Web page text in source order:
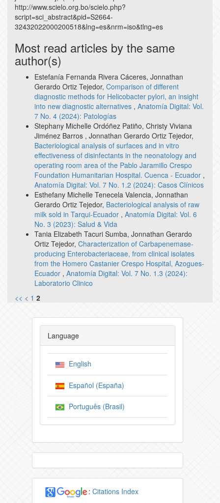
http://www.scielo.org.bo/scielo.php?
script=sci_abstract&pid=S2664-
32432022000200518&lng=es&nrm=iso&tlng=es
Most read articles by the same
author(s)
Estefanía Fernanda Rivera Cáceres, Jonnathan
Gerardo Ortiz Tejedor, Comparison of different
diagnostic methods for Helicobacter pylori, an insight
into new diagnostic alternatives , Anatomía Digital: Vol.
7 No. 4 (2024): Patologías
Stephany Michelle Ordóñez Patiño, Christy Viviana
Jiménez Barros , Jonnathan Gerardo Ortiz Tejedor,
Bacteriological analysis of surfaces and in vitro
effectiveness of disinfectants in the neonatology and
operating room area of the Pablo Jaramillo Crespo
Foundation Humanitarian Hospital. Cuenca - Ecuador ,
Anatomía Digital: Vol. 7 No. 1.2 (2024): Casos Clínicos
Esthefany Michelle Tenecela Valencia, Jonnathan
Gerardo Ortiz Tejedor, Bacteriological analysis of raw
milk sold in Tarqui-Ecuador , Anatomía Digital: Vol. 6
No. 3 (2023): Salud & Vida
Tania Elizabeth Tacuri Sumba, Jonnathan Gerardo
Ortiz Tejedor, Characterization of Carbapenemase-
producing Enterobacteriaceae, from clinical isolates
from the Homero Castanier Crespo Hospital, Azogues-
Ecuador , Anatomía Digital: Vol. 7 No. 1.3 (2024):
Laboratorio Clinico
<< < 1 2
Language
English
Español (España)
Português (Brasil)
: Citations Index